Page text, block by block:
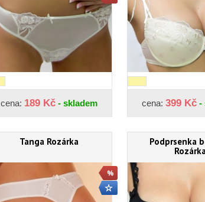
cena: 189 Kč - skladem cena: 399 Kč -
Tanga Rozárka
Podprsenka